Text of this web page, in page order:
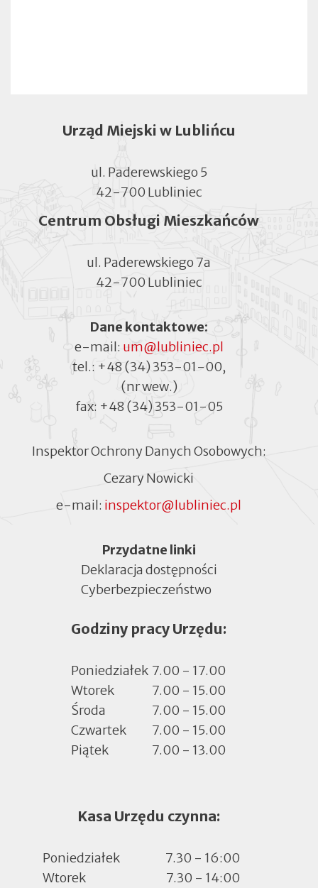
Urząd Miejski w Lublińcu
ul. Paderewskiego 5
42-700 Lubliniec
Centrum Obsługi Mieszkańców
ul. Paderewskiego 7a
42-700 Lubliniec
Dane kontaktowe:
e-mail: um@lubliniec.pl
tel.: +48 (34) 353-01-00,
(nr wew.)
fax: +48 (34) 353-01-05
Inspektor Ochrony Danych Osobowych:
Cezary Nowicki
e-mail: inspektor@lubliniec.pl
MenuPrzydatne linki
Deklaracja dostępności
Cyberbezpieczeństwo
w
zakładce
Godziny pracy Urzędu:
Poniedziałek 7.00 - 17.00
Wtorek
7.00 - 15.00
Środa
7.00 - 15.00
Czwartek
7.00 - 15.00
Piątek
7.00 - 13.00
Kasa Urzędu czynna:
Poniedziałek
7.30 - 16:00
Wtorek
7.30 - 14:00